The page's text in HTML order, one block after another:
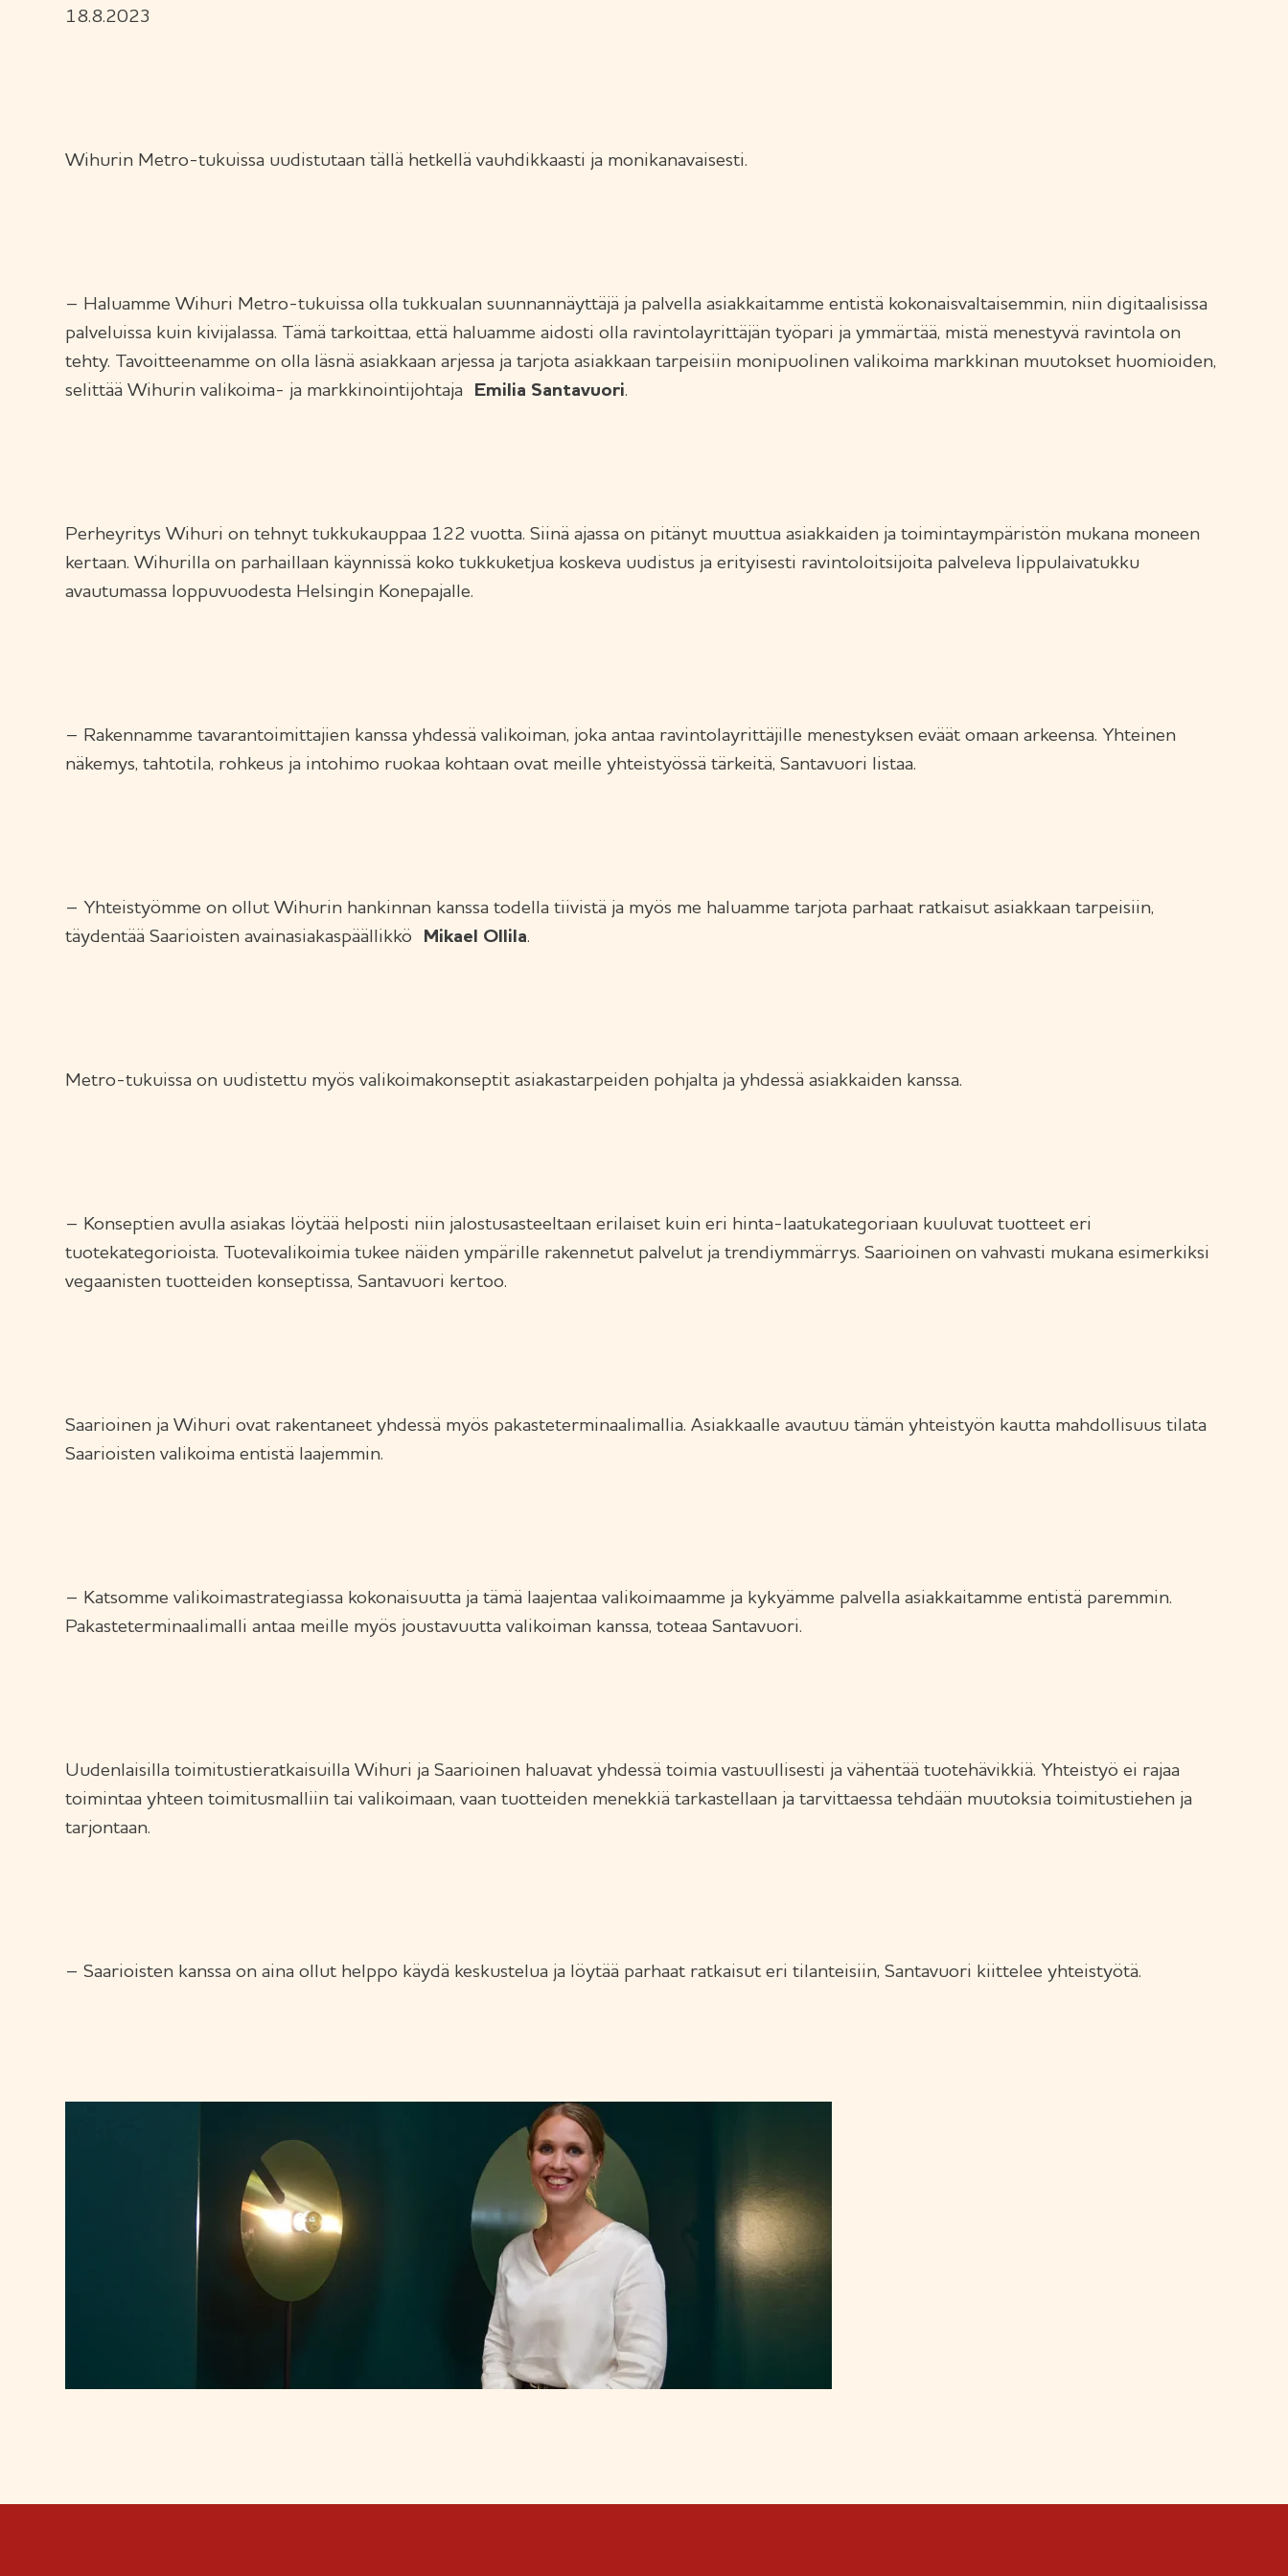
18.8.2023
Wihurin Metro-tukuissa uudistutaan tällä hetkellä vauhdikkaasti ja monikanavaisesti.
– Haluamme Wihuri Metro-tukuissa olla tukkualan suunnannäyttäjä ja palvella asiakkaitamme entistä kokonaisvaltaisemmin, niin digitaalisissa
palveluissa kuin kivijalassa. Tämä tarkoittaa, että haluamme aidosti olla ravintolayrittäjän työpari ja ymmärtää, mistä menestyvä ravintola on
tehty. Tavoitteenamme on olla läsnä asiakkaan arjessa ja tarjota asiakkaan tarpeisiin monipuolinen valikoima markkinan muutokset huomioiden,
selittää Wihurin valikoima- ja markkinointijohtaja Emilia Santavuori.
Perheyritys Wihuri on tehnyt tukkukauppaa 122 vuotta. Siinä ajassa on pitänyt muuttua asiakkaiden ja toimintaympäristön mukana moneen
kertaan. Wihurilla on parhaillaan käynnissä koko tukkuketjua koskeva uudistus ja erityisesti ravintoloitsijoita palveleva lippulaivatukku
avautumassa loppuvuodesta Helsingin Konepajalle.
– Rakennamme tavarantoimittajien kanssa yhdessä valikoiman, joka antaa ravintolayrittäjille menestyksen eväät omaan arkeensa. Yhteinen
näkemys, tahtotila, rohkeus ja intohimo ruokaa kohtaan ovat meille yhteistyössä tärkeitä, Santavuori listaa.
– Yhteistyömme on ollut Wihurin hankinnan kanssa todella tiivistä ja myös me haluamme tarjota parhaat ratkaisut asiakkaan tarpeisiin,
täydentää Saarioisten avainasiakaspäällikkö Mikael Ollila.
Metro-tukuissa on uudistettu myös valikoimakonseptit asiakastarpeiden pohjalta ja yhdessä asiakkaiden kanssa.
– Konseptien avulla asiakas löytää helposti niin jalostusasteeltaan erilaiset kuin eri hinta-laatukategoriaan kuuluvat tuotteet eri
tuotekategorioista. Tuotevalikoimia tukee näiden ympärille rakennetut palvelut ja trendiymmärrys. Saarioinen on vahvasti mukana esimerkiksi
vegaanisten tuotteiden konseptissa, Santavuori kertoo.
Saarioinen ja Wihuri ovat rakentaneet yhdessä myös pakasteterminaalimallia. Asiakkaalle avautuu tämän yhteistyön kautta mahdollisuus tilata
Saarioisten valikoima entistä laajemmin.
– Katsomme valikoimastrategiassa kokonaisuutta ja tämä laajentaa valikoimaamme ja kykyämme palvella asiakkaitamme entistä paremmin.
Pakasteterminaalimalli antaa meille myös joustavuutta valikoiman kanssa, toteaa Santavuori.
Uudenlaisilla toimitustieratkaisuilla Wihuri ja Saarioinen haluavat yhdessä toimia vastuullisesti ja vähentää tuotehävikkiä. Yhteistyö ei rajaa
toimintaa yhteen toimitusmalliin tai valikoimaan, vaan tuotteiden menekkiä tarkastellaan ja tarvittaessa tehdään muutoksia toimitustiehen ja
tarjontaan.
– Saarioisten kanssa on aina ollut helppo käydä keskustelua ja löytää parhaat ratkaisut eri tilanteisiin, Santavuori kiittelee yhteistyötä.